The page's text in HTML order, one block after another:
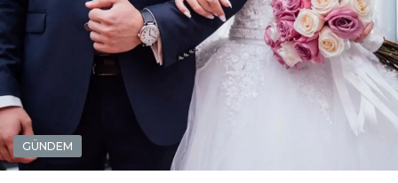
GÜNDEM